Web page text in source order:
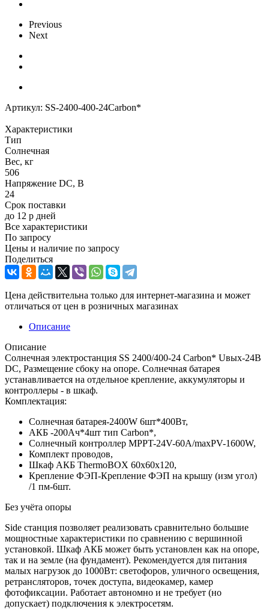
Previous
Next
Артикул: SS-2400-400-24Carbon*
Характеристики
Тип
Солнечная
Вес, кг
506
Напряжение DC, В
24
Срок поставки
до 12 р дней
Все характеристики
По запросу
Цены и наличие по запросу
Поделиться
Цена действительна только для интернет-магазина и может
отличаться от цен в розничных магазинах
Описание
Описание
Солнечная электростанция SS 2400/400-24 Carbon* Uвых-24В
DC, Размещение сбоку на опоре. Солнечная батарея
устанавливается на отдельное крепление, аккумуляторы и
контроллеры - в шкаф.
Комплектация:
Солнечная батарея-2400W 6шт*400Вт,
АКБ -200Aч*4шт тип Carbon*,
Солнечный контроллер MPPT-24V-60A/maxPV-1600W,
Комплект проводов,
Шкаф АКБ ThermoBOX 60х60х120,
Крепление ФЭП-Крепление ФЭП на крышу (изм угол)
/1 пм-6шт.
Без учёта опоры
Side станция позволяет реализовать сравнительно большие
мощностные характеристики по сравнению с вершинной
установкой. Шкаф АКБ может быть установлен как на опоре,
так и на земле (на фундамент). Рекомендуется для питания
малых нагрузок до 1000Вт: светофоров, уличного освещения,
ретрансляторов, точек доступа, видеокамер, камер
фотофиксации. Работает автономно и не требует (но
допускает) подключения к электросетям.